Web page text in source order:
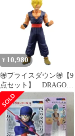
モーメント
¥ 10,980
🉐プライスダウン🉐【9
点セット】 DRAGON
BALL（ドラゴンボー
ル）